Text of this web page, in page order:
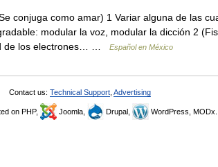
conjuga como amar) 1 Variar alguna de las
modular la voz, modular la dicción 2
de los electrones… …
Español en México
Contact us: Technical Support Advertising
on PHP, Joomla, Drupal, WordPress, MODx.